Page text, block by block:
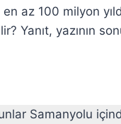
az 100 milyon
Yanıt, yazının
Samanyolu